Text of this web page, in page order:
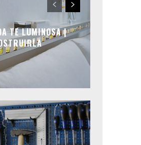
TE LUMINOSA |